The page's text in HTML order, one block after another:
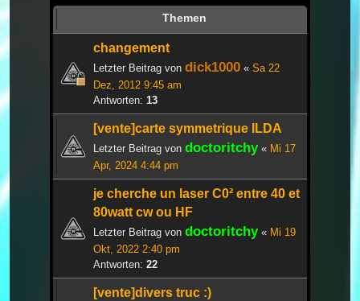
Themen
changement
Letzter Beitrag von dick1000 « Sa 22
Dez, 2012 9:45 am
Antworten: 13
[vente]carte symmetrique ILDA
Letzter Beitrag von doctoritchy« Mi 17
Apr, 2024 4:44 pm
je cherche un laser C0² entre 40 et
80watt cw ou HF
Letzter Beitrag von doctoritchy« Mi 19
Okt, 2022 2:40 pm
Antworten: 22
[vente]divers truc :)